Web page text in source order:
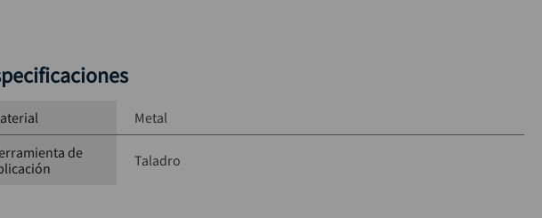
Metal
de
Taladro